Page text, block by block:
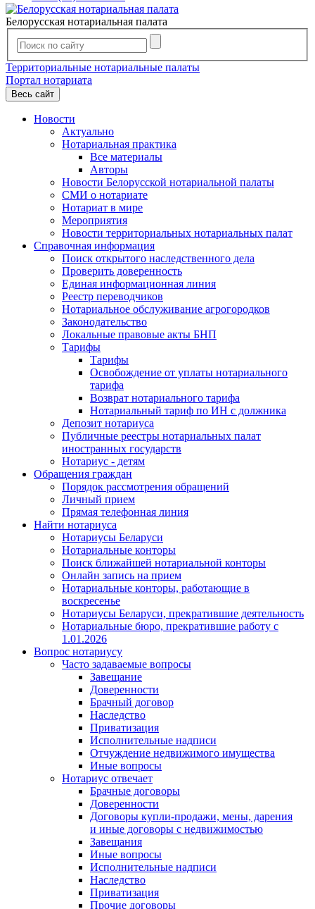
Белорусская нотариальная палата
Территориальные нотариальные палаты
Портал нотариата
Весь сайт
Новости
Актуально
Нотариальная практика
Все материалы
Авторы
Новости Белорусской нотариальной палаты
СМИ о нотариате
Нотариат в мире
Мероприятия
Новости территориальных нотариальных палат
Справочная информация
Поиск открытого наследственного дела
Проверить доверенность
Единая информационная линия
Реестр переводчиков
Нотариальное обслуживание агрогородков
Законодательство
Локальные правовые акты БНП
Тарифы
Тарифы
Освобождение от уплаты нотариального
тарифа
Возврат нотариального тарифа
Нотариальный тариф по ИН с должника
Депозит нотариуса
Публичные реестры нотариальных палат
иностранных государств
Нотариус - детям
Обращения граждан
Порядок рассмотрения обращений
Личный прием
Прямая телефонная линия
Найти нотариуса
Нотариусы Беларуси
Нотариальные конторы
Поиск ближайшей нотариальной конторы
Онлайн запись на прием
Нотариальные конторы, работающие в
воскресенье
Нотариусы Беларуси, прекратившие деятельность
Нотариальные бюро, прекратившие работу с
1.01.2026
Вопрос нотариусу
Часто задаваемые вопросы
Завещание
Доверенности
Брачный договор
Наследство
Приватизация
Исполнительные надписи
Отчуждение недвижимого имущества
Иные вопросы
Нотариус отвечает
Брачные договоры
Доверенности
Договоры купли-продажи, мены, дарения
и иные договоры с недвижимостью
Завещания
Иные вопросы
Исполнительные надписи
Наследство
Приватизация
Прочие договоры